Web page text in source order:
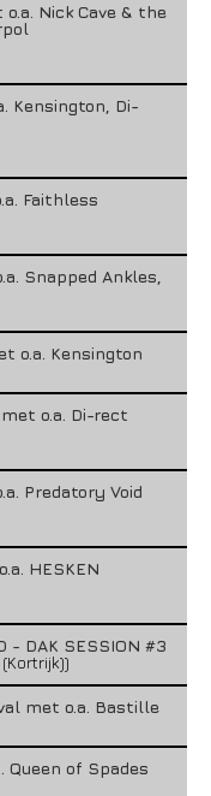
Nick Cave & the
Kensington, Di-
Faithless
Snapped Ankles,
o.a. Kensington
o.a. Di-rect
Predatory Void
HESKEN
- DAK SESSION #3
met o.a. Bastille
Queen of Spades